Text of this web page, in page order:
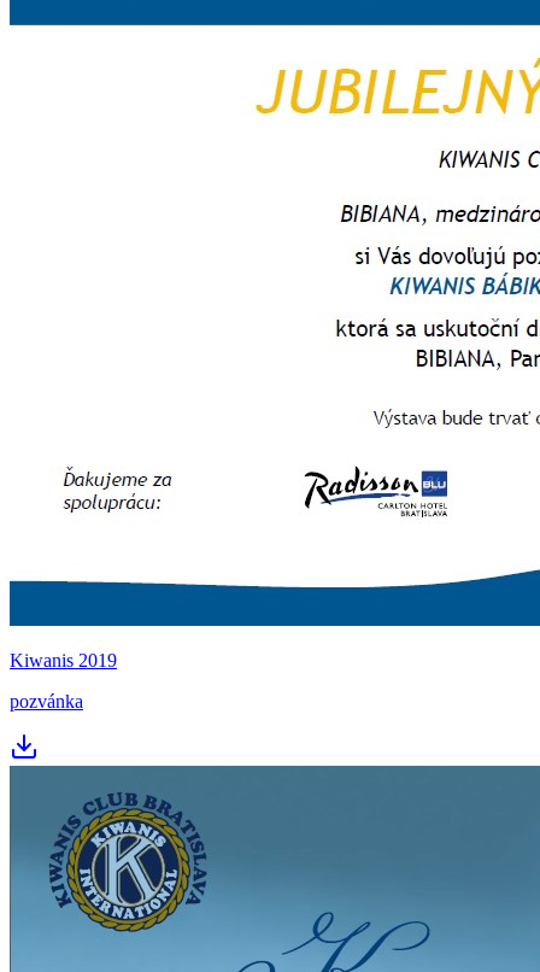
Kiwanis 2019
pozvánka